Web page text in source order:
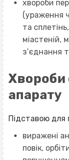
хвороби
(ураження
та
міастеній,
з’єднання
Хвороби
апарату
Підставою для
виражені
повік,